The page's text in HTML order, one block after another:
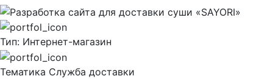
Тип: Интернет-магазин
Тематика Служба доставки